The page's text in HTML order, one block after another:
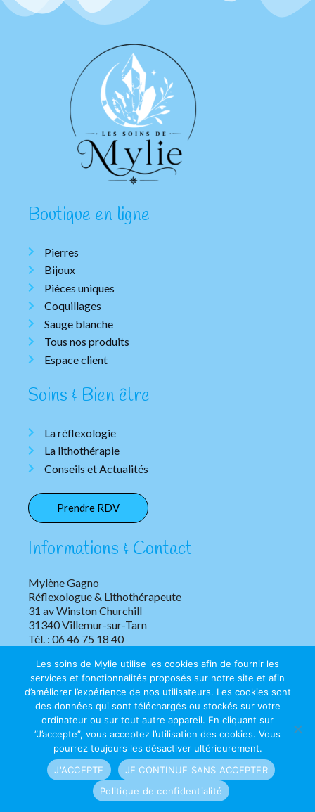
Boutique en ligne
Pierres
Bijoux
Pièces uniques
Coquillages
Sauge blanche
Tous nos produits
Espace client
Soins & Bien être
La réflexologie
La lithothérapie
Conseils et Actualités
Prendre RDV
Informations & Contact
Mylène Gagno
Réflexologue & Lithothérapeute
31 av Winston Churchill
31340 Villemur-sur-Tarn
Tél. : 06 46 75 18 40
Copyright © 2026 Les soins de Mylie | Tous droits réservés.
Mentions légales|Confidentialité
Les soins de Mylie utilise les cookies afin de fournir les
services et fonctionnalités proposés sur notre site et afin
d’améliorer l’expérience de nos utilisateurs. Les cookies sont
des données qui sont téléchargés ou stockés sur votre
ordinateur ou sur tout autre appareil. En cliquant sur
”J’accepte”, vous acceptez l’utilisation des cookies. Vous
pourrez toujours les désactiver ultérieurement.
J'ACCEPTE
JE CONTINUE SANS ACCEPTER
Politique de confidentialité